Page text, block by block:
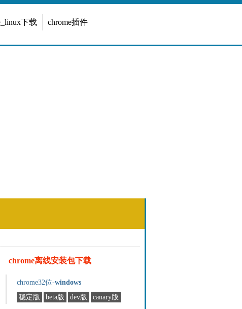
下载 chrome插件
chrome离线安装包下载
chrome32位-windows
稳定版
beta版 dev版 canary版